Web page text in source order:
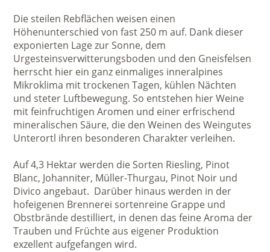
Die steilen Rebflächen weisen einen
Höhenunterschied von fast 250 m auf. Dank dieser
exponierten Lage zur Sonne, dem
Urgesteinsverwitterungsboden und den Gneisfelsen
herrscht hier ein ganz einmaliges inneralpines
Mikroklima mit trockenen Tagen, kühlen Nächten
und steter Luftbewegung. So entstehen hier Weine
mit feinfruchtigen Aromen und einer erfrischend
mineralischen Säure, die den Weinen des Weingutes
Unterortl ihren besonderen Charakter verleihen.
Auf 4,3 Hektar werden die Sorten Riesling, Pinot
Blanc, Johanniter, Müller-Thurgau, Pinot Noir und
Divico angebaut. Darüber hinaus werden in der
hofeigenen Brennerei sortenreine Grappe und
Obstbrände destilliert, in denen das feine Aroma der
Trauben und Früchte aus eigener Produktion
exzellent aufgefangen wird.